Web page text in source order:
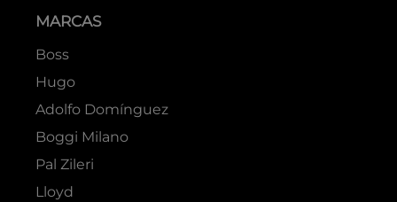
MARCAS
Boss
Hugo
Adolfo Domínguez
Boggi Milano
Pal Zileri
Lloyd